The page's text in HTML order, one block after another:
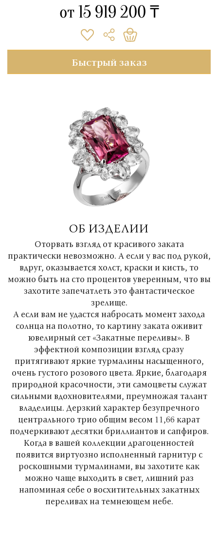
от 15 919 200 ₸
Быстрый заказ
ОБ ИЗДЕЛИИ
Оторвать взгляд от красивого заката
практически невозможно. А если у вас под рукой,
вдруг, оказывается холст, краски и кисть, то
можно быть на сто процентов уверенным, что вы
захотите запечатлеть это фантастическое
зрелище.
А если вам не удастся набросать момент захода
солнца на полотно, то картину заката оживит
ювелирный сет «Закатные переливы». В
эффектной композиции взгляд сразу
притягивают яркие турмалины насыщенного,
очень густого розового цвета. Яркие, благодаря
природной красочности, эти самоцветы служат
сильными вдохновителями, преумножая талант
владелицы. Дерзкий характер безупречного
центрального трио общим весом 11,66 карат
подчеркивают десятки бриллиантов и сапфиров.
Когда в вашей коллекции драгоценностей
появится виртуозно исполненный гарнитур с
роскошными турмалинами, вы захотите как
можно чаще выходить в свет, лишний раз
напоминая себе о восхитительных закатных
переливах на темнеющем небе.